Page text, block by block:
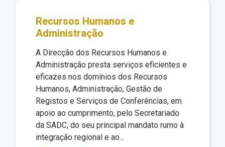
Recursos Humanos e
Administração
A Direcção dos Recursos Humanos e
Administração presta serviços eficientes e
eficazes nos domínios dos Recursos
Humanos, Administração, Gestão de
Registos e Serviços de Conferências, em
apoio ao cumprimento, pelo Secretariado
da SADC, do seu principal mandato rumo à
integração regional e ao...